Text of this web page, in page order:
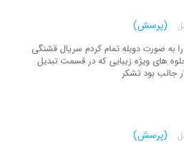
(پرسش)
به صورت دوبله تمام کردم سریال قشنگی
های ویژه زیبایی که در قسمت تبدیل
جالب بود تشکر
(پرسش)